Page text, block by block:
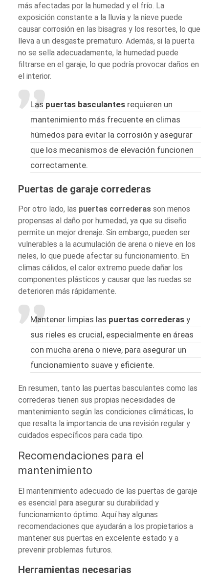
más afectadas por la humedad y el frío. La
exposición constante a la lluvia y la nieve puede
causar corrosión en las bisagras y los resortes, lo que
lleva a un desgaste prematuro. Además, si la puerta
no se sella adecuadamente, la humedad puede
filtrarse en el garaje, lo que podría provocar daños en
el interior.
Las puertas basculantes requieren un
mantenimiento más frecuente en climas
húmedos para evitar la corrosión y asegurar
que los mecanismos de elevación funcionen
correctamente.
Puertas de garaje correderas
Por otro lado, las puertas correderas son menos
propensas al daño por humedad, ya que su diseño
permite un mejor drenaje. Sin embargo, pueden ser
vulnerables a la acumulación de arena o nieve en los
rieles, lo que puede afectar su funcionamiento. En
climas cálidos, el calor extremo puede dañar los
componentes plásticos y causar que las ruedas se
deterioren más rápidamente.
Mantener limpias las puertas correderas y
sus rieles es crucial, especialmente en áreas
con mucha arena o nieve, para asegurar un
funcionamiento suave y eficiente.
En resumen, tanto las puertas basculantes como las
correderas tienen sus propias necesidades de
mantenimiento según las condiciones climáticas, lo
que resalta la importancia de una revisión regular y
cuidados específicos para cada tipo.
Recomendaciones para el
mantenimiento
El mantenimiento adecuado de las puertas de garaje
es esencial para asegurar su durabilidad y
funcionamiento óptimo. Aquí hay algunas
recomendaciones que ayudarán a los propietarios a
mantener sus puertas en excelente estado y a
prevenir problemas futuros.
Herramientas necesarias